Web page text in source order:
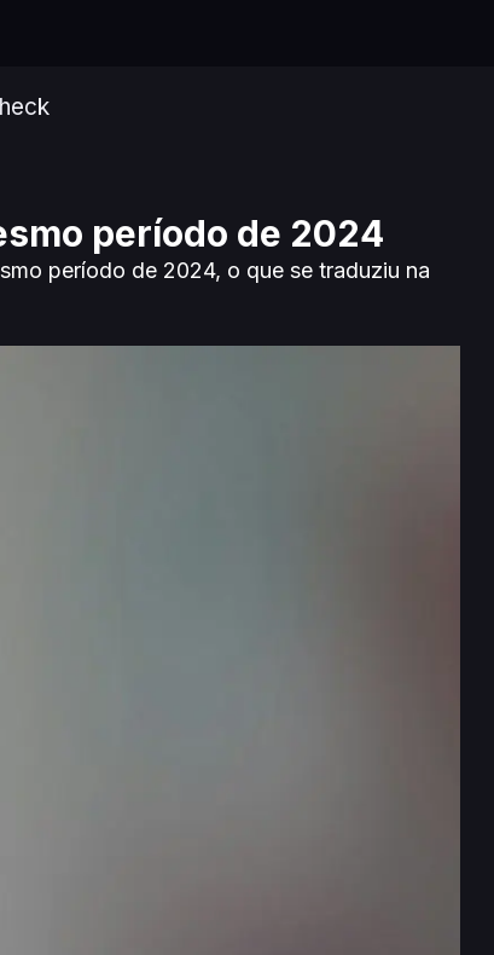
período de 2024
período de 2024, o que se traduziu na